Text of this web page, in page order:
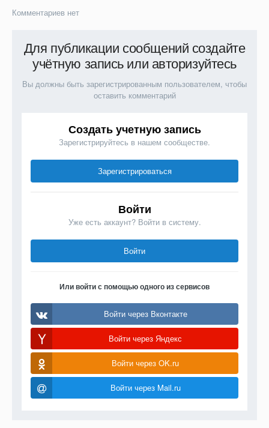
Комментариев нет
Для публикации сообщений создайте
учётную запись или авторизуйтесь
Вы должны быть зарегистрированным пользователем, чтобы
оставить комментарий
Создать учетную запись
Зарегистрируйтесь в нашем сообществе.
Зарегистрироваться
Войти
Уже есть аккаунт? Войти в систему.
Войти
Или войти с помощью одного из сервисов
Войти через Вконтакте
Войти через Яндекс
Войти через OK.ru
Войти через Mail.ru